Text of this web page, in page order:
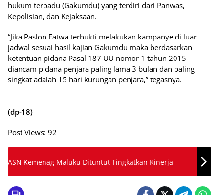
hukum terpadu (Gakumdu) yang terdiri dari Panwas,
Kepolisian, dan Kejaksaan.
“Jika Paslon Fatwa terbukti melakukan kampanye di luar
jadwal sesuai hasil kajian Gakumdu maka berdasarkan
ketentuan pidana Pasal 187 UU nomor 1 tahun 2015
diancam pidana penjara paling lama 3 bulan dan paling
singkat adalah 15 hari kurungan penjara,” tegasnya.
(dp-18)
Post Views: 92
ASN Kemenag Maluku Dituntut Tingkatkan Kinerja